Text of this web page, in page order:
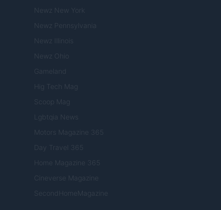
Newz New York
Newz Pennsylvania
Newz Illinois
Newz Ohio
Gameland
Hig Tech Mag
Scoop Mag
Lgbtqia News
Motors Magazine 365
Day Travel 365
Home Magazine 365
Cineverse Magazine
SecondHomeMagazine